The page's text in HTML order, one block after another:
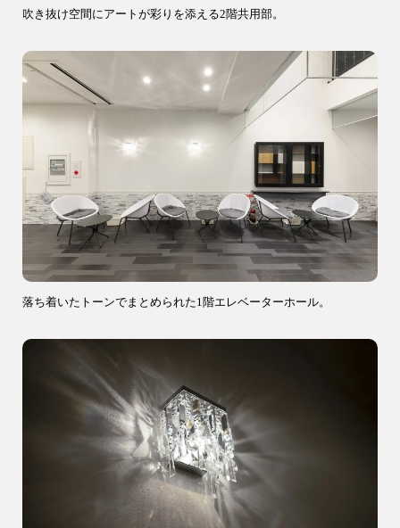
吹き抜け空間にアートが彩りを添える2階共用部。
落ち着いたトーンでまとめられた1階エレベーターホール。